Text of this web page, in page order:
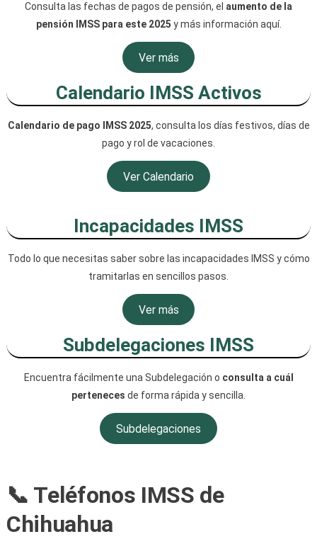
Consulta las fechas de pagos de pensión, el aumento de la
pensión IMSS para este 2025 y más información aquí.
Ver más
Calendario IMSS Activos
Calendario de pago IMSS 2025, consulta los días festivos, días de
pago y rol de vacaciones.
Ver Calendario
Incapacidades IMSS
Todo lo que necesitas saber sobre las incapacidades IMSS y cómo
tramitarlas en sencillos pasos.
Ver más
Subdelegaciones IMSS
Encuentra fácilmente una Subdelegación o consulta a cuál
perteneces de forma rápida y sencilla.
Subdelegaciones
📞 Teléfonos IMSS de
Chihuahua